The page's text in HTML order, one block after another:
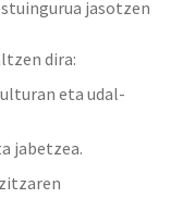
jasotzen
dira:
eta udal-
jabetzea.